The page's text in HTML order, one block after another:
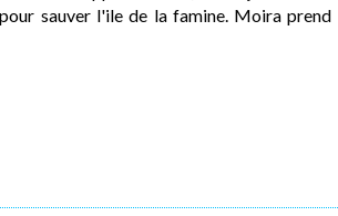
sauver l'ile de la famine. Moira